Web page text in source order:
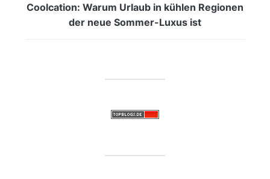
Coolcation: Warum Urlaub in kühlen Regionen
der neue Sommer-Luxus ist